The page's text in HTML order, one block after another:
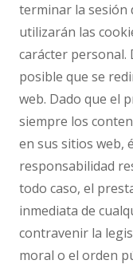
terminar la sesión
utilizarán las
carácter personal.
posible que se
web. Dado que el
siempre los
en sus sitios web,
responsabilidad
todo caso, el
inmediata de
contravenir la
moral o el orden